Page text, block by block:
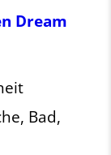
Dream
Bad,